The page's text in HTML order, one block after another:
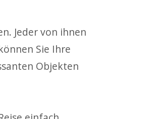
Jeder von ihnen
Sie Ihre
Objekten